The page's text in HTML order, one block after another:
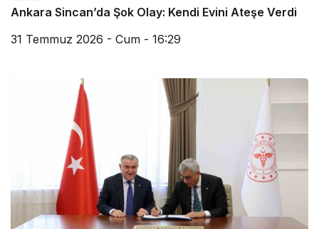
Ankara Sincan’da Şok Olay: Kendi Evini Ateşe Verdi
31 Temmuz 2026 - Cum - 16:29